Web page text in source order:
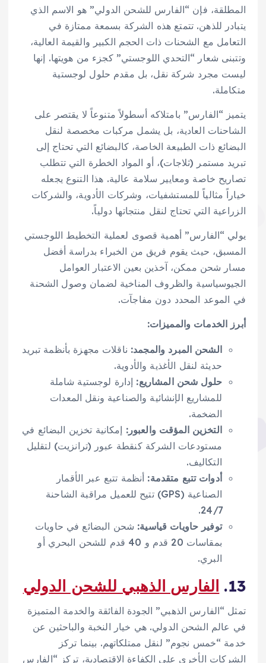
المطلقة، فإن “الفارس للشحن الدولي” هو الاسم الذي
يتبادر للذهن. تتمتع هذه الشركة بسمعة ممتازة في
التعامل مع الشحنات ذات الحجم الكبير والقيمة العالية،
وتتبنى شعار “التحدي اللوجستي” كجزء من هويتها. إنها
ليست مجرد شركة نقل، بل مقدم حلول لوجستية
متكاملة.
يتميز “الفارس” بامتلاكه أسطولاً متنوعاً لا يقتصر على
الشاحنات العادية، بل يشمل مركبات مخصصة لنقل
البضائع ذات الطبيعة الخاصة، كالبضائع التي تحتاج إلى
تبريد مستمر (ثلاجات)، أو المواد الخطرة التي تتطلب
تصاريح خاصة ومعايير سلامة عالية. هذا التنوع يجعله
خياراً مثالياً للمستشفيات، وشركات الأدوية، والشركات
الزراعية التي تحتاج لنقل منتجاتها دولياً.
يولي “الفارس” أهمية قصوى لعملية التخطيط اللوجستي
المسبق، حيث يقوم فريق من الخبراء بدراسة أفضل
مسار شحن ممكن، آخذين بعين الاعتبار العوامل
الجيوسياسية والظروف المناخية لضمان وصول الشحنة
في الموعد المحدد دون مفاجآت.
أبرز الخدمات والمميزات:
الشحن المبرد والمجمد: ناقلات مجهزة بأنظمة تبريد
حديثة لنقل الأغذية والأدوية.
حلول شحن المشاريع: إدارة لوجستية شاملة
للمشاريع الإنشائية والصناعية ونقل المعدات
الضخمة.
التخزين المؤقت والعبور: إمكانية تخزين البضائع في
مستودعات الشركة كنقطة عبور (ترانزيت) لتقليل
التكاليف.
أدوات تتبع متقدمة: أنظمة تتبع عبر الأقمار
الصناعية (GPS) تتيح للعميل مراقبة الشاحنة
24/7.
توفير حاويات قياسية: شحن البضائع في حاويات
بمقاسات 20 قدم و 40 قدم للشحن البحري أو
البري.
13. الفارس الذهبي للشحن الدولي
تمثل “الفارس الذهبي” الجودة الفائقة والخدمة المتميزة
في عالم الشحن الدولي. هي خيار النخبة والباحثين عن
خدمة “خمس نجوم” لنقل ممتلكاتهم. بينما تركز
الشركات الأخرى على الكفاءة الاقتصادية، تركز “الفارس